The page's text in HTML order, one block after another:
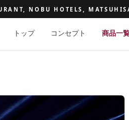
NOBU HOTELS,
トップ コンセプト 商品一